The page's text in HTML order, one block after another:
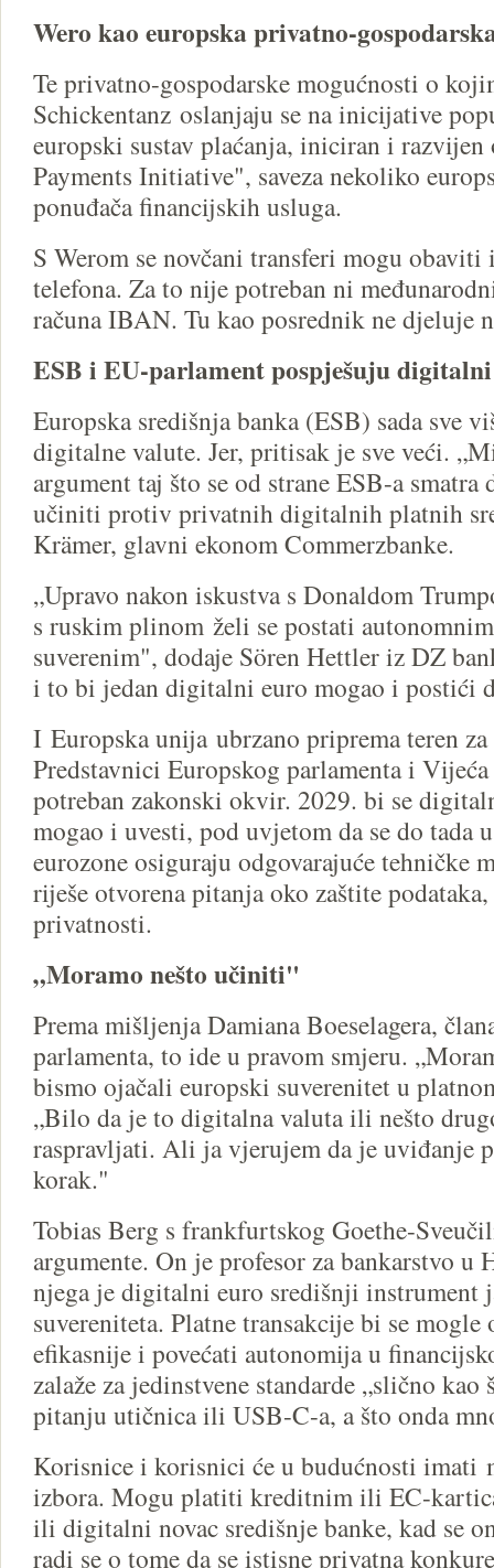
Wero kao europska privatno-
Te privatno-gospodarske mogućnosti o
Schickentanz oslanjaju se na inicijative
europski sustav plaćanja, iniciran i razvijen
Payments Initiative", saveza nekoliko
ponuđača financijskih usluga.
S Werom se novčani transferi mogu obaviti
telefona. Za to nije potreban ni
računa IBAN. Tu kao posrednik ne djeluje
ESB i EU-parlament pospješuju
Europska središnja banka (ESB) sada sve
digitalne valute. Jer, pritisak je sve veći.
argument taj što se od strane ESB-a smatra
učiniti protiv privatnih digitalnih platnih
Krämer, glavni ekonom Commerzbanke.
„Upravo nakon iskustva s Donaldom
s ruskim plinom želi se postati
suverenim", dodaje Sören Hettler iz DZ
i to bi jedan digitalni euro mogao i postići
I Europska unija ubrzano priprema teren
Predstavnici Europskog parlamenta i
potreban zakonski okvir. 2029. bi se
mogao i uvesti, pod uvjetom da se do tada
eurozone osiguraju odgovarajuće tehničke
riješe otvorena pitanja oko zaštite
privatnosti.
„Moramo nešto učiniti"
Prema mišljenja Damiana Boeselagera,
parlamenta, to ide u pravom smjeru.
bismo ojačali europski suverenitet u
„Bilo da je to digitalna valuta ili nešto
raspravljati. Ali ja vjerujem da je uviđanje
korak."
Tobias Berg s frankfurtskog Goethe-
argumente. On je profesor za bankarstvo u
njega je digitalni euro središnji instrument
suvereniteta. Platne transakcije bi se
efikasnije i povećati autonomija u
zalaže za jedinstvene standarde „slično
pitanju utičnica ili USB-C-a, a što onda
Korisnice i korisnici će u budućnosti imati
izbora. Mogu platiti kreditnim ili EC-
ili digitalni novac središnje banke, kad se
radi se o tome da se istisne privatna